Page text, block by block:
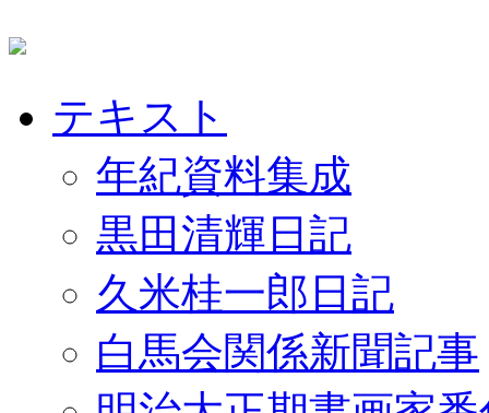
テキスト
年紀資料集成
黒田清輝日記
久米桂一郎日記
白馬会関係新聞記事